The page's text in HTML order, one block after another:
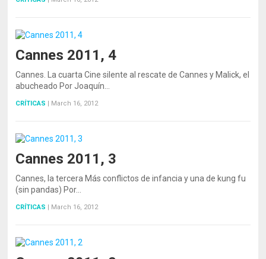
Cannes 2011, 4
Cannes. La cuarta Cine silente al rescate de Cannes y Malick, el
abucheado Por Joaquín…
CRÍTICAS | March 16, 2012
Cannes 2011, 3
Cannes, la tercera Más conflictos de infancia y una de kung fu
(sin pandas) Por…
CRÍTICAS | March 16, 2012